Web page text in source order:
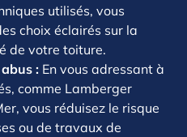
utilisés, vous
choix éclairés sur la
de votre toiture.
: En vous adressant à
comme Lamberger
vous réduisez le risque
ou de travaux de